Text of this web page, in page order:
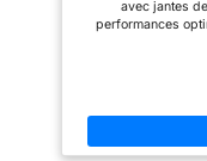
18, 195/55-19, 225/40-
245/35-19, 255/30-
avec jantes
performances
transport facile
pendant la conduite
les chaînes à neige
stabilité